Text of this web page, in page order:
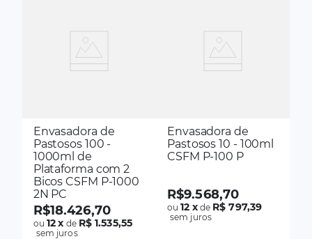
Envasadora de
Pastosos 100 -
1000ml de
Plataforma com 2
Bicos CSFM P-1000
2N PC
R$18.426,70
ou12x de R$ 1.535,55
sem juros
Envasadora de
Pastosos 10 - 100ml
CSFM P-100 P
R$9.568,70
ou12 xde R$ 797,39
sem juros